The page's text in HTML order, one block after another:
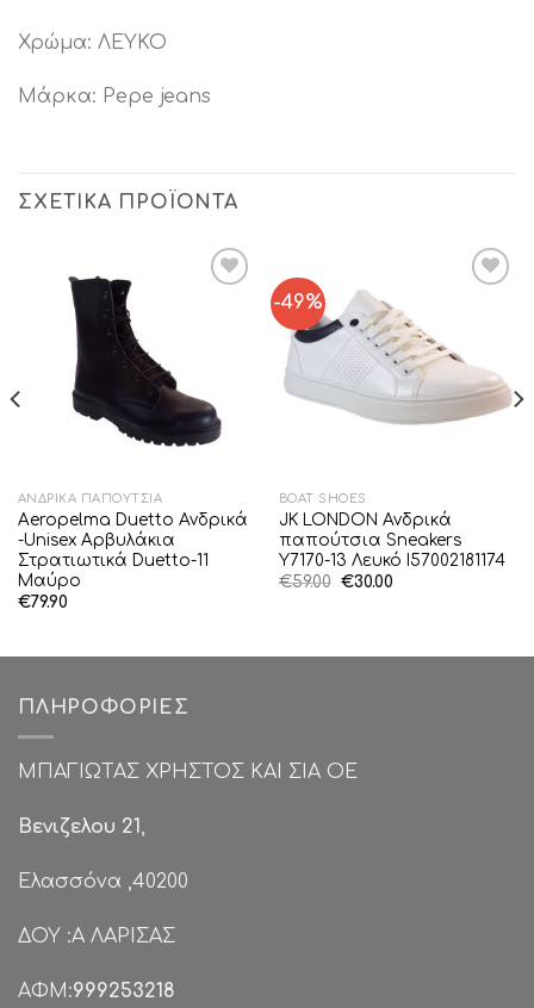
Χρώμα: ΛΕΥΚΟ
Μάρκα: Pepe jeans
ΣΧΕΤΙΚΆ ΠΡΟΪΌΝΤΑ
ΑΝΔΡΙΚΆ ΠΑΠΟΎΤΣΙΑ
Aeropelma Duetto Ανδρικά
-Unisex Αρβυλάκια
Στρατιωτικά Duetto-11
Μαύρο
€79.90
-49%
BOAT SHOES
JK LONDON Ανδρικά
παπούτσια Sneakers
Y7170-13 Λευκό I57002181174
€59.00 Original
€30.00Η
ΠΛΗΡΟΦΟΡΊΕΣ
ΜΠΑΓΙΩΤΑΣ ΧΡΗΣΤΟΣ ΚΑΙ ΣΙΑ ΟΕ
Βενιζελου 21,
Ελασσόνα ,40200
ΔΟΥ :Α ΛΑΡΙΣΑΣ
ΑΦΜ:999253218